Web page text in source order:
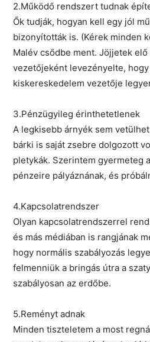
2.Működő rendszert tudnak
Ők tudják, hogyan kell egy jól
bizonyították is. (Kérek minden
Malév csődbe ment. Jöjjetek
vezetőjeként levezényelte,
kiskereskedelem vezetője
3.Pénzügyileg érinthetetlenek
A legkisebb árnyék sem
bárki is saját zsebre dolgozott
pletykák. Szerintem gyermeteg
pénzeire pályáznának, és
4.Kapcsolatrendszer
Olyan kapcsolatrendszerrel
és más médiában is rangjának
hogy normális szabályozás
felmenniük a bringás útra a
szabályosan az erdőbe.
5.Reményt adnak
Minden tiszteletem a most